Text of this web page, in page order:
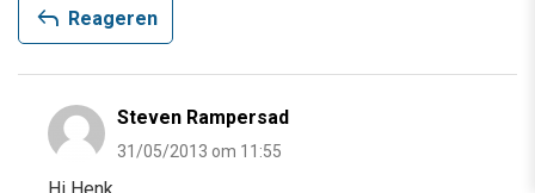
reply Reageren
Steven Rampersad
31/05/2013 om 11:55